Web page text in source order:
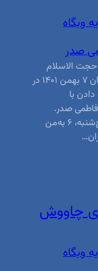
وبگاه
صدر
حجت الاسلام
محمد مهدی فاطمی صدر است که ایشان ۷ بهمن ۱۴۰۱ در
با
صدر.
گردهم‌آیی فعالان مردمی بین‌الملل؛ پنج‌شنبه، ۶ به‌من
چاووش
وبگاه